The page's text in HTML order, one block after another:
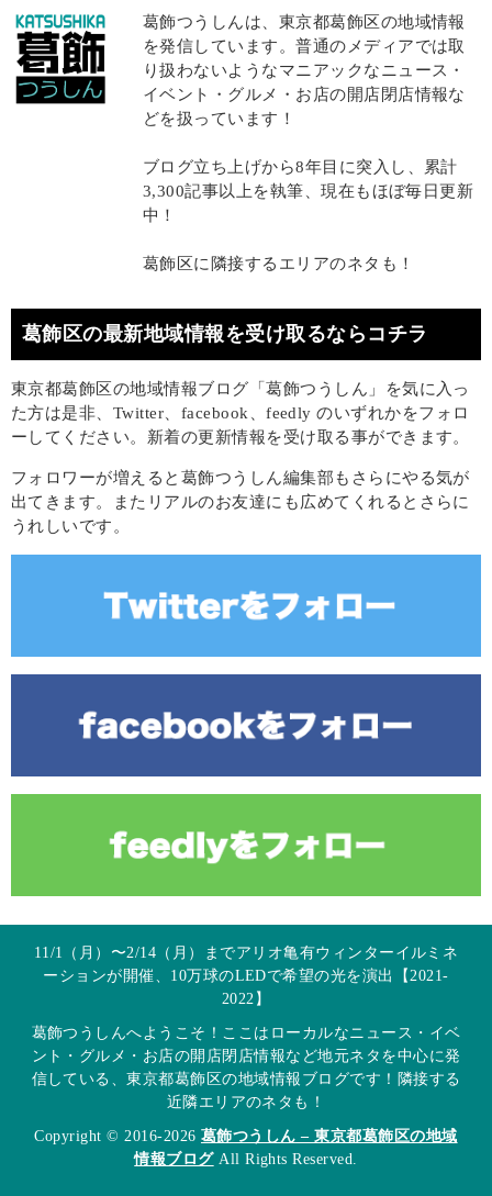
葛飾つうしんは、東京都葛飾区の地域情報
を発信しています。普通のメディアでは取
り扱わないようなマニアックなニュース・
イベント・グルメ・お店の開店閉店情報な
どを扱っています！
ブログ立ち上げから8年目に突入し、累計
3,300記事以上を執筆、現在もほぼ毎日更新
中！
葛飾区に隣接するエリアのネタも！
葛飾区の最新地域情報を受け取るならコチラ
東京都葛飾区の地域情報ブログ「葛飾つうしん」を気に入っ
た方は是非、Twitter、facebook、feedly のいずれかをフォロ
ーしてください。新着の更新情報を受け取る事ができます。
フォロワーが増えると葛飾つうしん編集部もさらにやる気が
出てきます。またリアルのお友達にも広めてくれるとさらに
うれしいです。
11/1（月）〜2/14（月）までアリオ亀有ウィンターイルミネ
ーションが開催、10万球のLEDで希望の光を演出【2021-
2022】
葛飾つうしんへようこそ！ここはローカルなニュース・イベ
ント・グルメ・お店の開店閉店情報など地元ネタを中心に発
信している、東京都葛飾区の地域情報ブログです！隣接する
近隣エリアのネタも！
Copyright © 2016-2026 葛飾つうしん – 東京都葛飾区の地域
情報ブログAll Rights Reserved.